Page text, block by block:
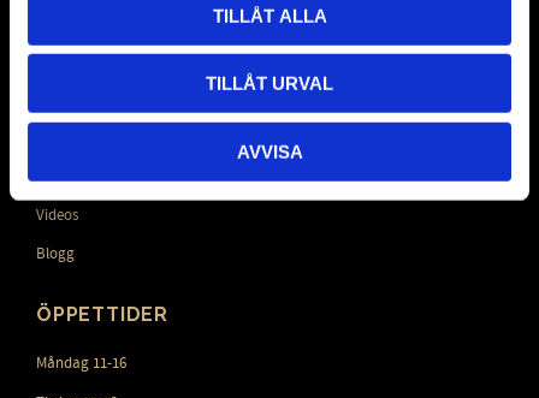
TILLÅT ALLA
TILLÅT URVAL
AVVISA
Elevrabatt
Videos
Blogg
ÖPPETTIDER
Måndag 11-16